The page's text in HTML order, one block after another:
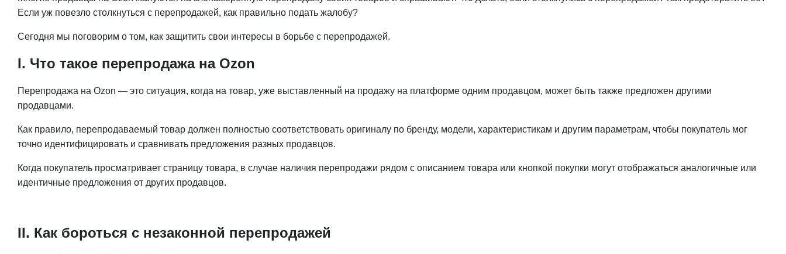
Если уж повезло столкнуться с перепродажей, как правильно подать жалобу?
Сегодня мы поговорим о том, как защитить свои интересы в борьбе с перепродажей.
I. Что такое перепродажа на Ozon
Перепродажа на Ozon — это ситуация, когда на товар, уже выставленный на продажу на платформе одним продавцом, может быть также предложен другими
продавцами.
Как правило, перепродаваемый товар должен полностью соответствовать оригиналу по бренду, модели, характеристикам и другим параметрам, чтобы покупатель мог
точно идентифицировать и сравнивать предложения разных продавцов.
Когда покупатель просматривает страницу товара, в случае наличия перепродажи рядом с описанием товара или кнопкой покупки могут отображаться аналогичные или
идентичные предложения от других продавцов.
II. Как бороться с незаконной перепродажей